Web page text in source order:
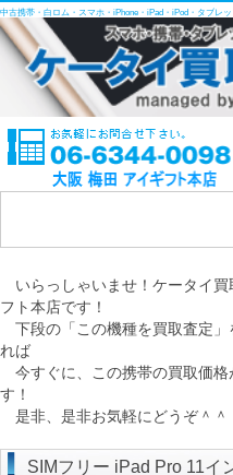
中古携帯・白ロム・スマホ・iPhone・iPad・iPod・タブレ
いらっしゃいませ！ケータイ買
フト本店です！
下段の「この機種を買取査定」
れば
今すぐに、この携帯の買取価格
す！
是非、是非お気軽にどうぞ＾＾
SIMフリー iPad Pro 11イ